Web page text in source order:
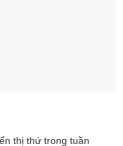
thị thứ trong tuần